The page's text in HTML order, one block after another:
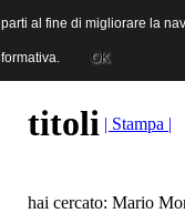
titoli | Stampa |
hai cercato: Mario
al fine di migliorare la
OK
al fine di migliorare la
OK